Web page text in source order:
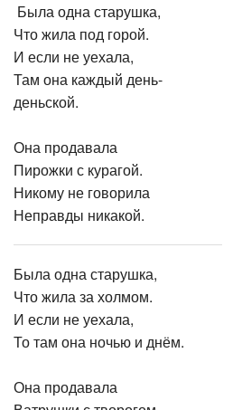
Была одна старушка,
Что жила под горой.
И если не уехала,
Там она каждый день-
деньской.
Она продавала
Пирожки с курагой.
Никому не говорила
Неправды никакой.
Была одна старушка,
Что жила за холмом.
И если не уехала,
То там она ночью и днём.
Она продавала